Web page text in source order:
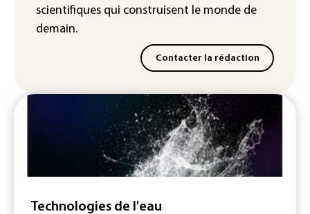
scientifiques qui construisent le monde de
demain.
Contacter la rédaction
Technologies de l'eau